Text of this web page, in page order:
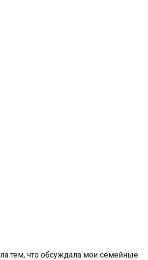
тем, что обсуждала мои семейные